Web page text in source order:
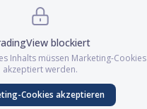
blockiert
Inhalts müssen Marketing-Cookies
akzeptiert werden.
-Cookies akzeptieren